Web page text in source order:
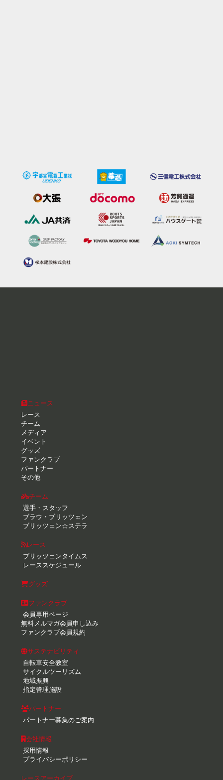
ニュース
レース
チーム
メディア
イベント
グッズ
ファンクラブ
パートナー
その他
チーム
選手・スタッフ
ブラウ・ブリッツェン
ブリッツェン☆ステラ
レース
ブリッツェンタイムス
レーススケジュール
グッズ
ファンクラブ
会員専用ページ
無料メルマガ会員申し込み
ファンクラブ会員規約
サステナビリティ
自転車安全教室
サイクルツーリズム
地域振興
指定管理施設
パートナー
パートナー募集のご案内
会社情報
採用情報
プライバシーポリシー
レースアーカイブ